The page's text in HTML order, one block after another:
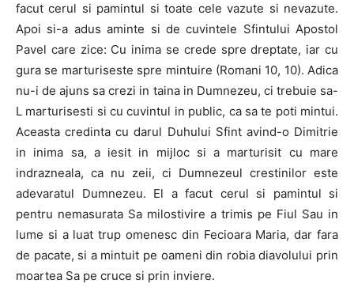
facut cerul si pamintul si toate cele vazute si nevazute.
Apoi si-a adus aminte si de cuvintele Sfintului Apostol
Pavel care zice: Cu inima se crede spre dreptate, iar cu
gura se marturiseste spre mintuire (Romani 10, 10). Adica
nu-i de ajuns sa crezi in taina in Dumnezeu, ci trebuie sa-
L marturisesti si cu cuvintul in public, ca sa te poti mintui.
Aceasta credinta cu darul Duhului Sfint avind-o Dimitrie
in inima sa, a iesit in mijloc si a marturisit cu mare
indrazneala, ca nu zeii, ci Dumnezeul crestinilor este
adevaratul Dumnezeu. El a facut cerul si pamintul si
pentru nemasurata Sa milostivire a trimis pe Fiul Sau in
lume si a luat trup omenesc din Fecioara Maria, dar fara
de pacate, si a mintuit pe oameni din robia diavolului prin
moartea Sa pe cruce si prin inviere.